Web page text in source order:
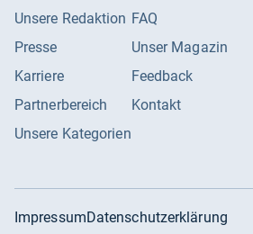
Unsere Redaktion
Presse
Karriere
Partnerbereich
Unsere Kategorien
FAQ
Unser Magazin
Feedback
Kontakt
ImpressumDatenschutzerklärung